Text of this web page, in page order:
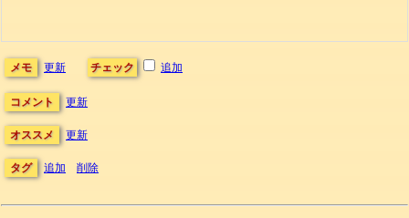
メモ 更新 チェック 追加
コメント 更新
オススメ 更新
タグ 追加 削除